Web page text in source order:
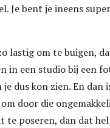
Je bent je ineens
lastig om te buigen,
in een studio bij een
je dus kon zien. En
door die
te poseren, dan dat